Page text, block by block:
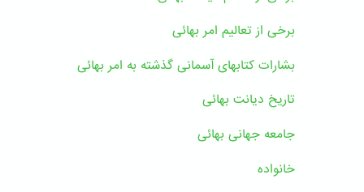
برخی از تعالیم امر بهائی
بشارات کتابهای آسمانی گذشته به امر بهائی
تاریخ دیانت بهائی
جامعه جهانی بهائی
خانواده